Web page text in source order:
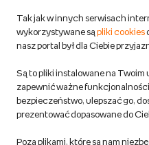
Zwroty
Reklamacje
Regulamin empik.com
Pozostałe Regulaminy Empiku
Do 100 zł na pierwsze
korzystaj z kodów
Tak jak w innych serwisach
wykorzystywane sąpliki cookies
nasz portal był dla Ciebie
Są to pliki instalowane na
zapewnić ważne
bezpieczeństwo, ulepszać go,
prezentować dopasowane do
Poza plikami, które są nam